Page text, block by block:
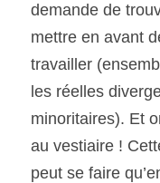
demande de
mettre en avant
travailler
les réelles
minoritaires). Et
au vestiaire !
peut se faire